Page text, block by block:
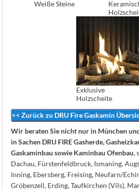
Weiße Steine
Exklusive
Holzscheite
<< Zurück zu DRU Fire Gaskamin
Wir beraten Sie nicht nur in München
in Sachen DRU FIRE Gasherde,
Gaskaminbau sowie Kaminbau Ofenbau,
Dachau, Fürstenfeldbruck, Ismaning,
Inning, Ebersberg, Freising, Neufarn/
Gröbenzell, Erding, Taufkirchen (Vils),